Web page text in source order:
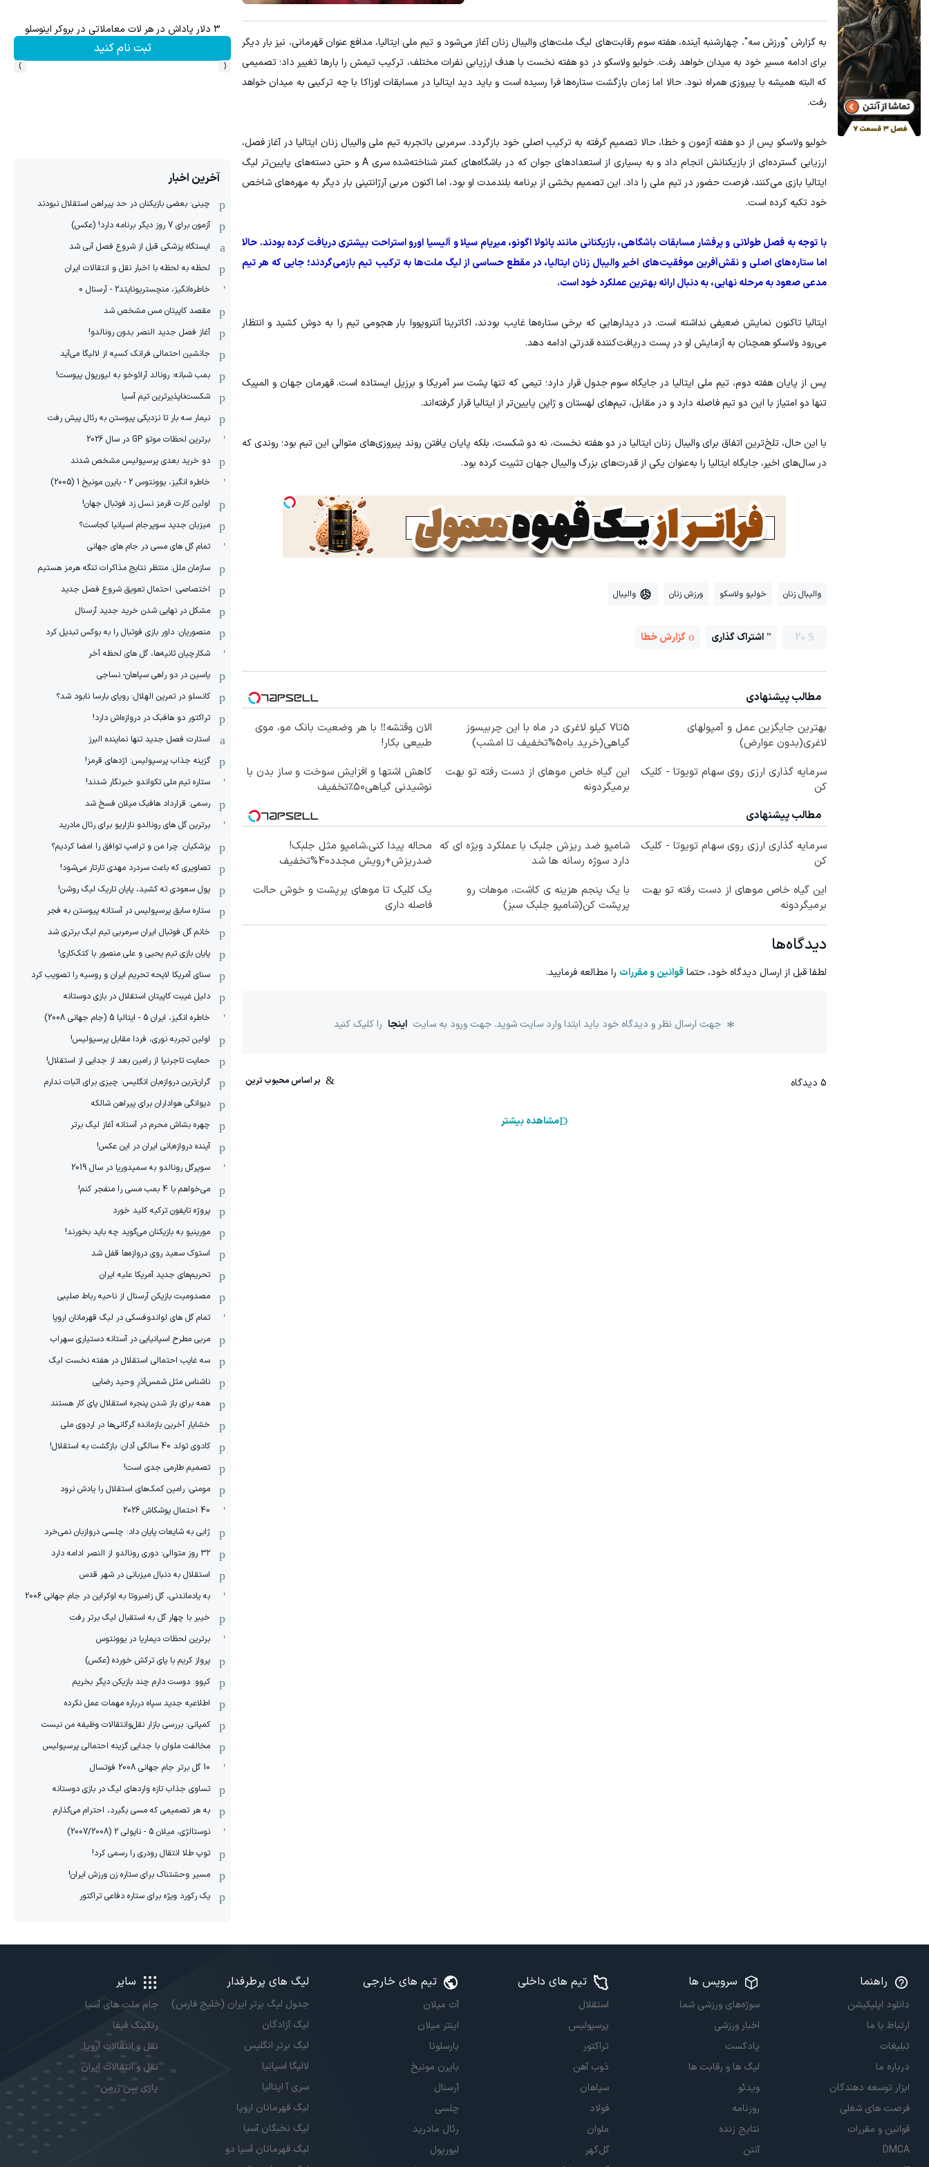
به گزارش "ورزش سه"، چهارشنبه آینده، هفته سوم رقابت‌های لیگ ملت‌های والیبال زنان آغاز می‌شود و تیم ملی ایتالیا، مدافع عنوان قهرمانی، نیز بار دیگر
برای ادامه مسیر خود به میدان خواهد رفت. خولیو ولاسکو در دو هفته نخست با هدف ارزیابی نفرات مختلف، ترکیب تیمش را بارها تغییر داد؛ تصمیمی
که البته همیشه با پیروزی همراه نبود. حالا اما زمان بازگشت ستاره‌ها فرا رسیده است و باید دید ایتالیا در مسابقات اوزاکا با چه ترکیبی به میدان خواهد
رفت.
خولیو ولاسکو پس از دو هفته آزمون و خطا، حالا تصمیم گرفته به ترکیب اصلی خود بازگردد. سرمربی باتجربه تیم ملی والیبال زنان ایتالیا در آغاز فصل،
ارزیابی گسترده‌ای از بازیکنانش انجام داد و به بسیاری از استعدادهای جوان که در باشگاه‌های کمتر شناخته‌شده سری A و حتی دسته‌های پایین‌تر لیگ
ایتالیا بازی می‌کنند، فرصت حضور در تیم ملی را داد. این تصمیم بخشی از برنامه بلندمدت او بود، اما اکنون مربی آرژانتینی بار دیگر به مهره‌های شاخص
خود تکیه کرده است.
با توجه به فصل طولانی و پرفشار مسابقات باشگاهی، بازیکنانی مانند پائولا اگونو، میریام سیلا و آلیسیا اورو استراحت بیشتری دریافت کرده بودند. حالا
اما ستاره‌های اصلی و نقش‌آفرین موفقیت‌های اخیر والیبال زنان ایتالیا، در مقطع حساسی از لیگ ملت‌ها به ترکیب تیم بازمی‌گردند؛ جایی که هر تیم
مدعی صعود به مرحله نهایی، به دنبال ارائه بهترین عملکرد خود است.
ایتالیا تاکنون نمایش ضعیفی نداشته است. در دیدارهایی که برخی ستاره‌ها غایب بودند، اکاترینا آنتروپووا بار هجومی تیم را به دوش کشید و انتظار
می‌رود ولاسکو همچنان به آزمایش او در پست دریافت‌کننده قدرتی ادامه دهد.
پس از پایان هفته دوم، تیم ملی ایتالیا در جایگاه سوم جدول قرار دارد؛ تیمی که تنها پشت سر آمریکا و برزیل ایستاده است. قهرمان جهان و المپیک
تنها دو امتیاز با این دو تیم فاصله دارد و در مقابل، تیم‌های لهستان و ژاپن پایین‌تر از ایتالیا قرار گرفته‌اند.
با این حال، تلخ‌ترین اتفاق برای والیبال زنان ایتالیا در دو هفته نخست، نه دو شکست، بلکه پایان یافتن روند پیروزی‌های متوالی این تیم بود؛ روندی که
در سال‌های اخیر، جایگاه ایتالیا را به‌عنوان یکی از قدرت‌های بزرگ والیبال جهان تثبیت کرده بود.
والیبال زنان خولیو ولاسکو ورزش زنان والیبال
20 اشتراک گذاری گزارش خطا
مطالب پیشنهادی
بهترین جایگزین عمل و آمپولهای
لاغری(بدون عوارض)
5تا7 کیلو لاغری در ماه با این چربیسوز
گیاهی(خرید با50%تخفیف تا امشب)
الان وقتشه‼️ با هر وضعیت بانک مو، موی
طبیعی بکار!
سرمایه گذاری ارزی روی سهام تویوتا - کلیک
کن
این گیاه خاص موهای از دست رفته تو بهت
برمیگردونه
کاهش اشتها و افزایش سوخت و ساز بدن با
نوشیدنی گیاهی۵۰٪تخفیف
مطالب پیشنهادی
سرمایه گذاری ارزی روی سهام تویوتا - کلیک
کن
شامپو ضد ریزش جلبک با عملکرد ویژه ای که
دارد سوژه رسانه ها شد
محاله پیدا کنی،شامپو مثل جلبک!
ضدریزش+رویش مجدد40%تخفیف
این گیاه خاص موهای از دست رفته تو بهت
برمیگردونه
با یک پنجم هزینه ی کاشت، موهات رو
پرپشت کن(شامپو جلبک سبز)
یک کلیک تا موهای پرپشت و خوش حالت
فاصله داری
دیدگاه‌ها
لطفا قبل از ارسال دیدگاه خود، حتماقوانین و مقررات را مطالعه فرمایید.
جهت ارسال نظر و دیدگاه خود باید ابتدا وارد سایت شوید. جهت ورود به سایت اینجا را کلیک کنید
5 دیدگاه
مشاهده بیشتر
۳ دلار پاداش در هر لات معاملاتی در بروکر اینوسلو
ثبت نام کنید
‹
›
آخرین اخبار
چینی: بعضی بازیکنان در حد پیراهن استقلال نبودند
آزمون برای 7 روز دیگر برنامه دارد! (عکس)
ایستگاه پزشکی قبل از شروع فصل آبی شد
لحظه به لحظه با اخبار نقل و انتقالات ایران
خاطره‌انگیز، منچستریونایتد2 - آرسنال 0
مقصد کاپیتان مس مشخص شد
آغاز فصل جدید النصر بدون رونالدو!
جانشین احتمالی فرانک کسیه از لالیگا می‌آید
بمب شبانه: رونالد آرائوخو به لیورپول پیوست!
شکست‌ناپذیرترین تیم آسیا
نیمار سه بار تا نزدیکی پیوستن به رئال پیش رفت
برترین لحظات موتو GP در سال 2026
دو خرید بعدی پرسپولیس مشخص شدند
خاطره انگیز، یوونتوس 2 - بایرن مونیخ 1 (2005)
اولین کارت قرمز نسل زد فوتبال جهان!
میزبان جدید سوپرجام اسپانیا کجاست؟
تمام گل های مسی در جام های جهانی
سازمان ملل: منتظر نتایج مذاکرات تنگه هرمز هستیم
اختصاصی: احتمال تعویق شروع فصل جدید
مشکل در نهایی شدن خرید جدید آرسنال
منصوریان: داور بازی فوتبال را به بوکس تبدیل کرد
شکارچیان ثانیه‌ها، گل های لحظه آخر
یاسین در دو راهی سپاهان- نساجی
کانسلو در تمرین الهلال: رویای بارسا نابود شد؟
تراکتور دو هافبک در دروازه‌اش دارد!
استارت فصل جدید تنها نماینده البرز
گزینه جذاب پرسپولیس: اژدهای قرمز!
ستاره تیم ملی تکواندو خبرنگار شدند!
رسمی: قرارداد هافبک میلان فسخ شد
برترین گل های رونالدو نازاریو برای رئال مادرید
پزشکیان: چرا من و ترامپ توافق را امضا کردیم؟
تصاویری که باعث سردرد مهدی تارتار می‌شود!
پول سعودی ته کشید، پایان تاریک لیگ روشن!
ستاره سابق پرسپولیس در آستانه پیوستن به فجر
خانم گل فوتبال ایران سرمربی تیم لیگ برتری شد
پایان بازی تیم یحیی و علی منصور با کتک‌کاری!
سنای آمریکا لایحه تحریم ایران و روسیه را تصویب کرد
دلیل غیبت کاپیتان استقلال در بازی دوستانه
خاطره انگیز، ایران 5 - ایتالیا 5 (جام جهانی 2008)
اولین تجربه نوری، فردا مقابل پرسپولیس!
حمایت تاجرنیا از رامین بعد از جدایی از استقلال!
گران‌ترین دروازه‌بان انگلیس: چیزی برای اثبات ندارم
دیوانگی هواداران برای پیراهن شالکه
چهره بشاش محرم در آستانه آغاز لیگ برتر
آینده دروازه‌بانی ایران در این عکس!
سوپرگل رونالدو به سمپدوریا در سال 2019
می‌خواهم با 4 بمب مسی را منفجر کنم!
پروژه تایفون ترکیه کلید خورد
مورینیو به بازیکنان می‌گوید چه باید بخورند!
استوک سعید روی دروازه‌ها قفل شد
تحریم‌های جدید آمریکا علیه ایران
مصدومیت بازیکن آرسنال از ناحیه رباط صلیبی
تمام گل های لواندوفسکی در لیگ قهرمانان اروپا
مربی مطرح اسپانیایی در آستانه دستیاری سهراب
سه غایب احتمالی استقلال در هفته نخست لیگ
ناشناس مثل شمس‌آذرِ وحید رضایی
همه برای باز شدن پنجره استقلال پای کار هستند
خشایار آخرین بازمانده گرگانی‌ها در اردوی ملی
کادوی تولد 40 سالگی آدان: بازگشت به استقلال!
تصمیم طارمی جدی است!
مومنی: رامین کمک‌های استقلال را یادش نرود
40 احتمال پوشکاش 2026
ژابی به شایعات پایان داد: چلسی دروازبان نمی‌خرد
۳۲ روز متوالی: دوری رونالدو از النصر ادامه دارد
استقلال به دنبال میزبانی در شهر قدس
به یادماندنی، گل زامبروتا به اوکراین در جام جهانی 2006
خیبر با چهار گل به استقبال لیگ برتر رفت
برترین لحظات دیماریا در یوونتوس
پرواز کریم با پای ترکش خورده (عکس)
کیوو: دوست دارم چند بازیکن دیگر بخریم
اطلاعیه جدید سپاه درباره مهمات عمل نکرده
کمپانی: بررسی بازار نقل‌وانتقالات وظیفه من نیست
مخالفت ملوان با جدایی گزینه احتمالی پرسپولیس
10 گل برتر جام جهانی 2008 فوتسال
تساوی جذاب تازه واردهای لیگ در بازی دوستانه
به هر تصمیمی که مسی بگیرد، احترام می‌گذارم
نوستالژی، میلان 5 - ناپولی 2 (2007/2008)
توپ طلا انتقال رودری را رسمی کرد!
مسیر وحشتناک برای ستاره زن ورزش ایران!
یک رکورد ویژه برای ستاره دفاعی تراکتور
راهنما
دانلود اپلیکیشن
ارتباط با ما
تبلیغات
درباره ما
ابزار توسعه دهندگان
فرصت های شغلی
قوانین و مقررات
DMCA
سرویس ها
سوژه‌های ورزشی شما
اخبار ورزشی
پادکست
لیگ ها و رقابت ها
ویدئو
روزنامه
نتایج زنده
آنتن
تیم های داخلی
استقلال
پرسپولیس
تراکتور
ذوب آهن
سپاهان
فولاد
ملوان
گل‌گهر
تیم های خارجی
آث میلان
اینتر میلان
بارسلونا
بایرن مونیخ
آرسنال
چلسی
رئال مادرید
لیورپول
لیگ های پرطرفدار
جدول لیگ برتر ایران (خلیج فارس)
لیگ آزادگان
لیگ برتر انگلیس
لالیگا اسپانیا
سری آ ایتالیا
لیگ قهرمانان اروپا
لیگ نخبگان آسیا
لیگ قهرمانان آسیا دو
سایر
جام ملت های آسیا
رنکینگ فیفا
نقل و انتقالات اروپا
نقل و انتقالات ایران
پاری سن ژرمن